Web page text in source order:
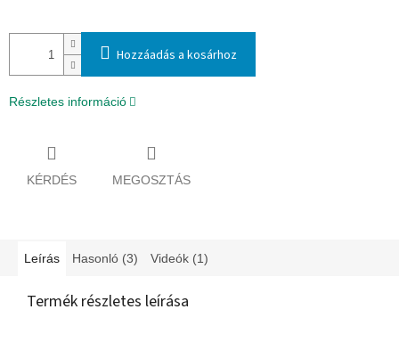
Hozzáadás a kosárhoz
Részletes információ
KÉRDÉS MEGOSZTÁS
Leírás Hasonló (3) Videók (1)
Termék részletes leírása